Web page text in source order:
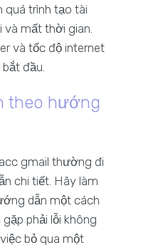
quá trình tạo tài
và mất thời gian.
và tốc độ internet
đầu.
theo hướng
gmail thường đi
chi tiết. Hãy làm
dẫn một cách
phải lỗi không
bỏ qua một